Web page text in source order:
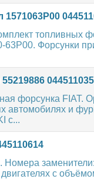
топливных
63P00. Форсунки
форсунка FIAT.
автомобилях и
с...
Номера
с